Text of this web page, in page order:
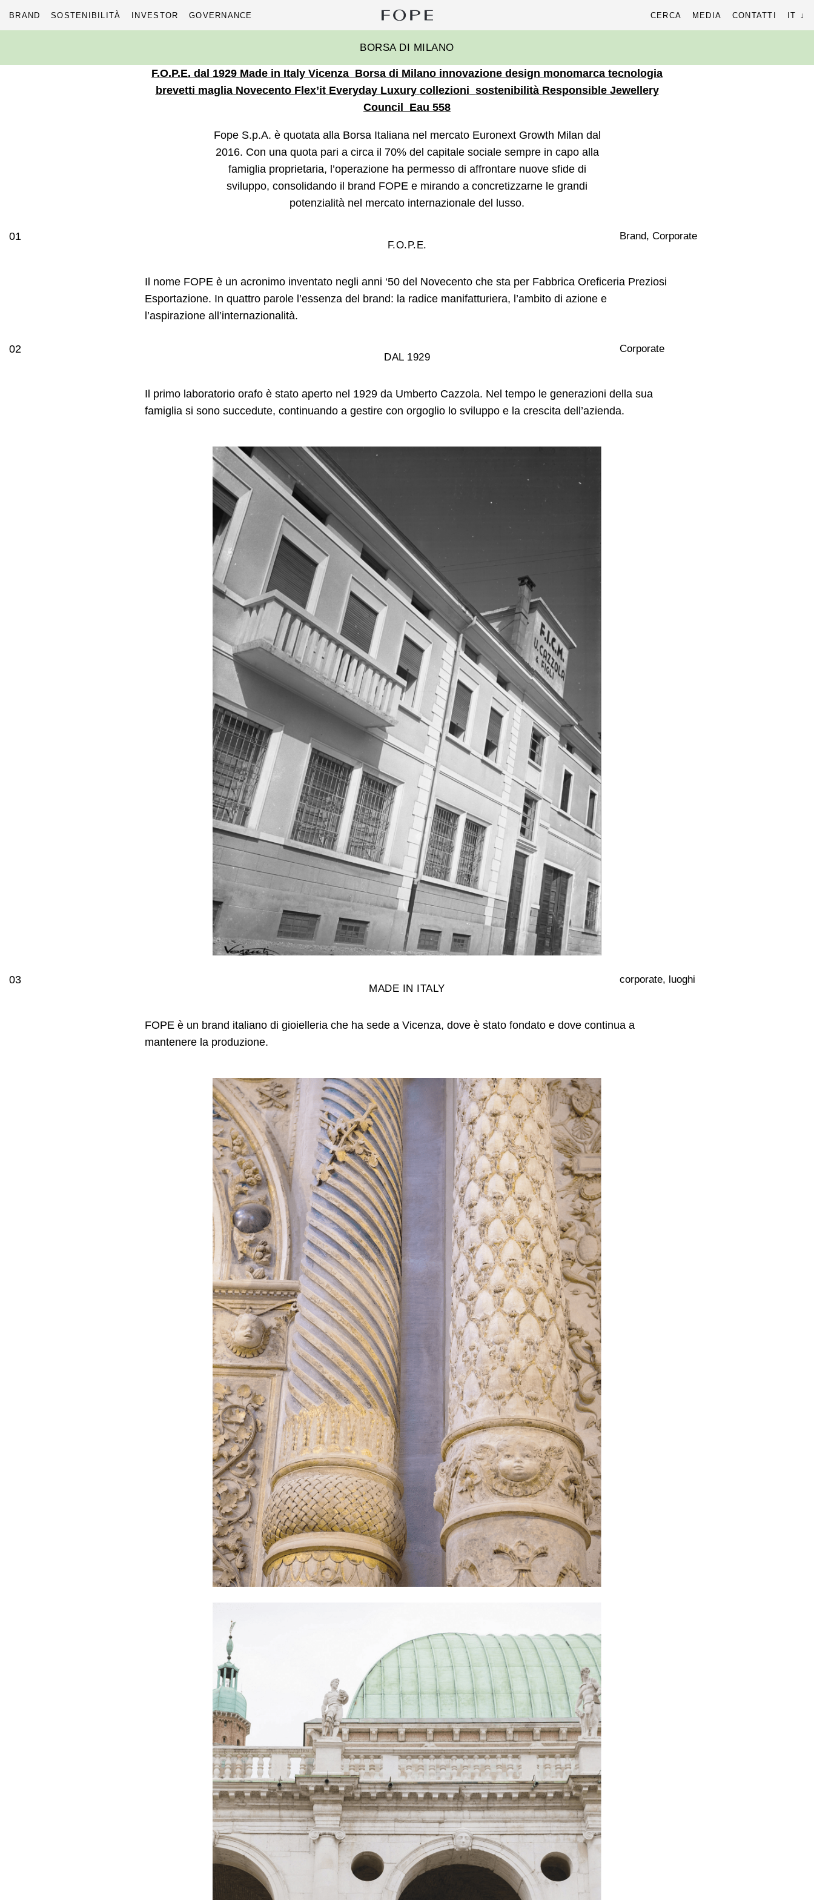
BRAND SOSTENIBILITÀ INVESTOR GOVERNANCE
Fope
Group
per:
CERCA MEDIA CONTATTI IT
BORSA DI MILANO
F.O.P.E. dal 1929 Made in Italy Vicenza Borsa di Milano innovazione design monomarca tecnologia
brevetti maglia Novecento Flex’it Everyday Luxury collezioni sostenibilità Responsible Jewellery
Council Eau 558
Fope S.p.A. è quotata alla Borsa Italiana nel mercato Euronext Growth Milan dal
2016. Con una quota pari a circa il 70% del capitale sociale sempre in capo alla
famiglia proprietaria, l’operazione ha permesso di affrontare nuove sfide di
sviluppo, consolidando il brand FOPE e mirando a concretizzarne le grandi
potenzialità nel mercato internazionale del lusso.
01
F.O.P.E.
Brand, Corporate
Il nome FOPE è un acronimo inventato negli anni ‘50 del Novecento che sta per Fabbrica Oreficeria Preziosi
Esportazione. In quattro parole l’essenza del brand: la radice manifatturiera, l’ambito di azione e
l’aspirazione all’internazionalità.
02
DAL 1929
Corporate
Il primo laboratorio orafo è stato aperto nel 1929 da Umberto Cazzola. Nel tempo le generazioni della sua
famiglia si sono succedute, continuando a gestire con orgoglio lo sviluppo e la crescita dell’azienda.
03
MADE IN ITALY
corporate, luoghi
FOPE è un brand italiano di gioielleria che ha sede a Vicenza, dove è stato fondato e dove continua a
mantenere la produzione.